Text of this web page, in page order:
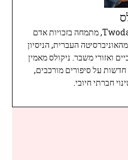
ניקולס, עיתונאי ותיק ומוערך ב-Twoday, מתמחה בזכויות אדם
העברית, הניסיון
ואזורי משבר. ניקולס מאמין
חדשות על סיפורים מורכבים,
חברתי חיובי.